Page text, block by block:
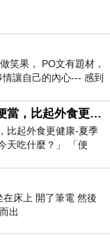
右
!!!
笑果， PO文有題材，
讓自己的內心--- 感到
中午吃什麼？自己帶便當，比起外食更健康-夏季日常。(舞動馬尾廚房)
比起外食更健康-夏季
天吃什麼？」 「便
都在選擇
床上 開了筆電 然後
出